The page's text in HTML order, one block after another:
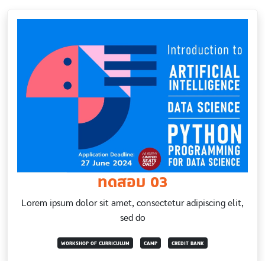
ทดสอบ 03
Lorem ipsum dolor sit amet, consectetur adipiscing elit,
sed do
WORKSHOP OF CURRICULUM CAMP CREDIT BANK